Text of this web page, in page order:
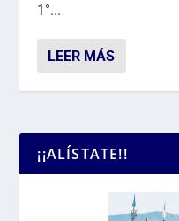
1°...
LEER MÁS
¡¡ALÍSTATE!!